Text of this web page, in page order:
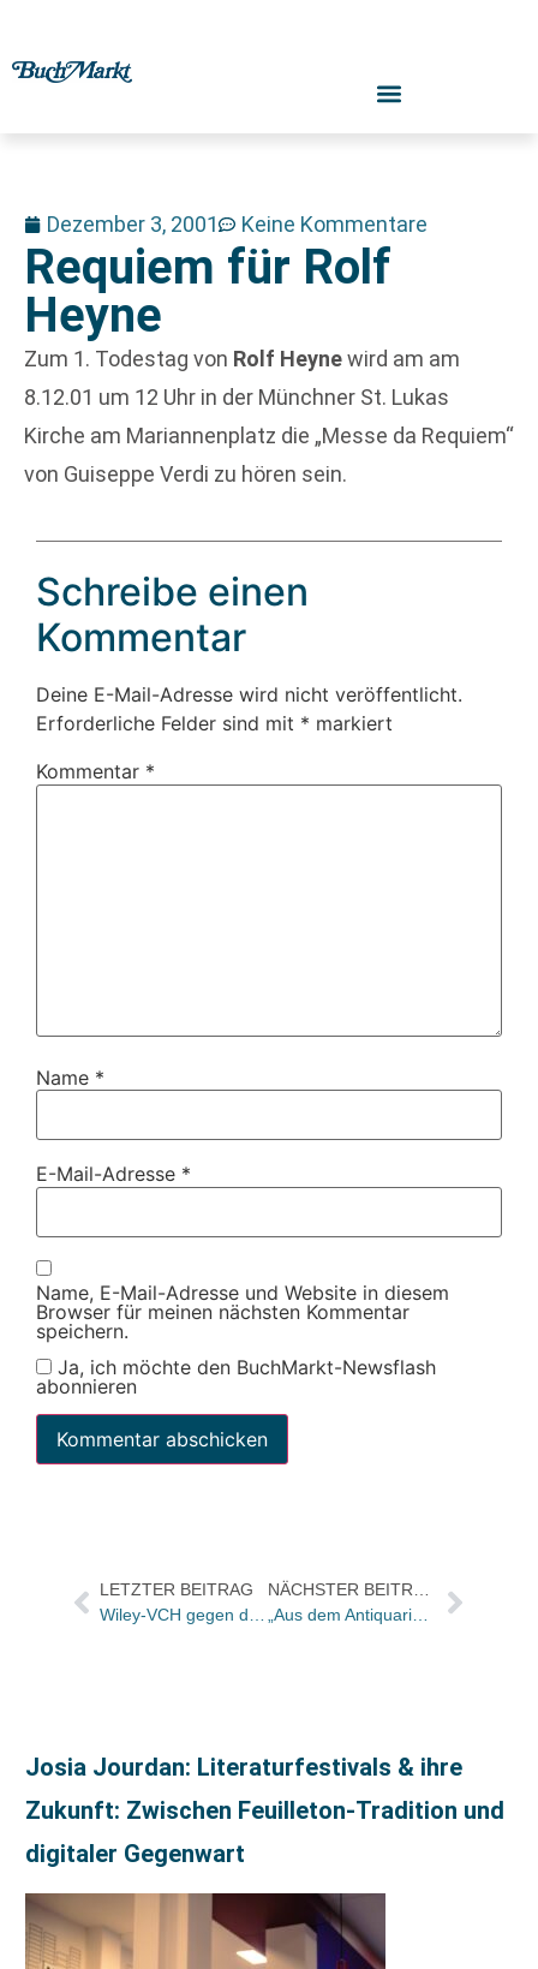
Dezember 3, 2001 Keine Kommentare
Requiem für Rolf
Heyne
Zum 1. Todestag von Rolf Heynewird am am
8.12.01 um 12 Uhr in der Münchner St. Lukas
Kirche am Mariannenplatz die „Messe da Requiem“
von Guiseppe Verdi zu hören sein.
Schreibe einen
Kommentar
Deine E-Mail-Adresse wird nicht veröffentlicht.
Erforderliche Felder sind mit * markiert
Kommentar *
Name *
E-Mail-Adresse *
Name, E-Mail-Adresse und Website in diesem
Browser für meinen nächsten Kommentar
speichern.
Ja, ich möchte den BuchMarkt-Newsflash
abonnieren
LETZTER BEITRAG
Josia Jourdan: Literaturfestivals & ihre
Zukunft: Zwischen Feuilleton-Tradition und
digitaler Gegenwart